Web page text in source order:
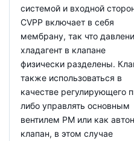
системой и входной
CVPP включает в себя
мембрану, так что
хладагент в клапане
физически разделены.
также использоваться в
качестве регулирующего
либо управлять основным
вентилем PM или как
клапан, в этом случае